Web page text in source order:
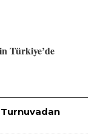
Türkiye’de